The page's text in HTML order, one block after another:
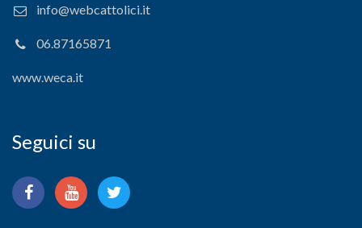
info@webcattolici.it
06.87165871
www.weca.it
Seguici su